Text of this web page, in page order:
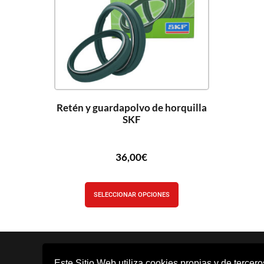
Retén y guardapolvo de horquilla
SKF
36,00€
SELECCIONAR OPCIONES